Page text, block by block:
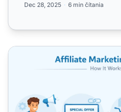
Dec 28, 2025 6 min čítania
Affiliate marketing pre